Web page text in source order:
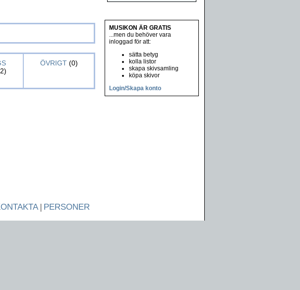
ÖVRIGT(0)
MUSIKON ÄR GRATIS
...men du behöver vara
inloggad för att:
sätta betyg
kolla listor
skapa skivsamling
köpa skivor
Login/Skapa konto
| PERSONER